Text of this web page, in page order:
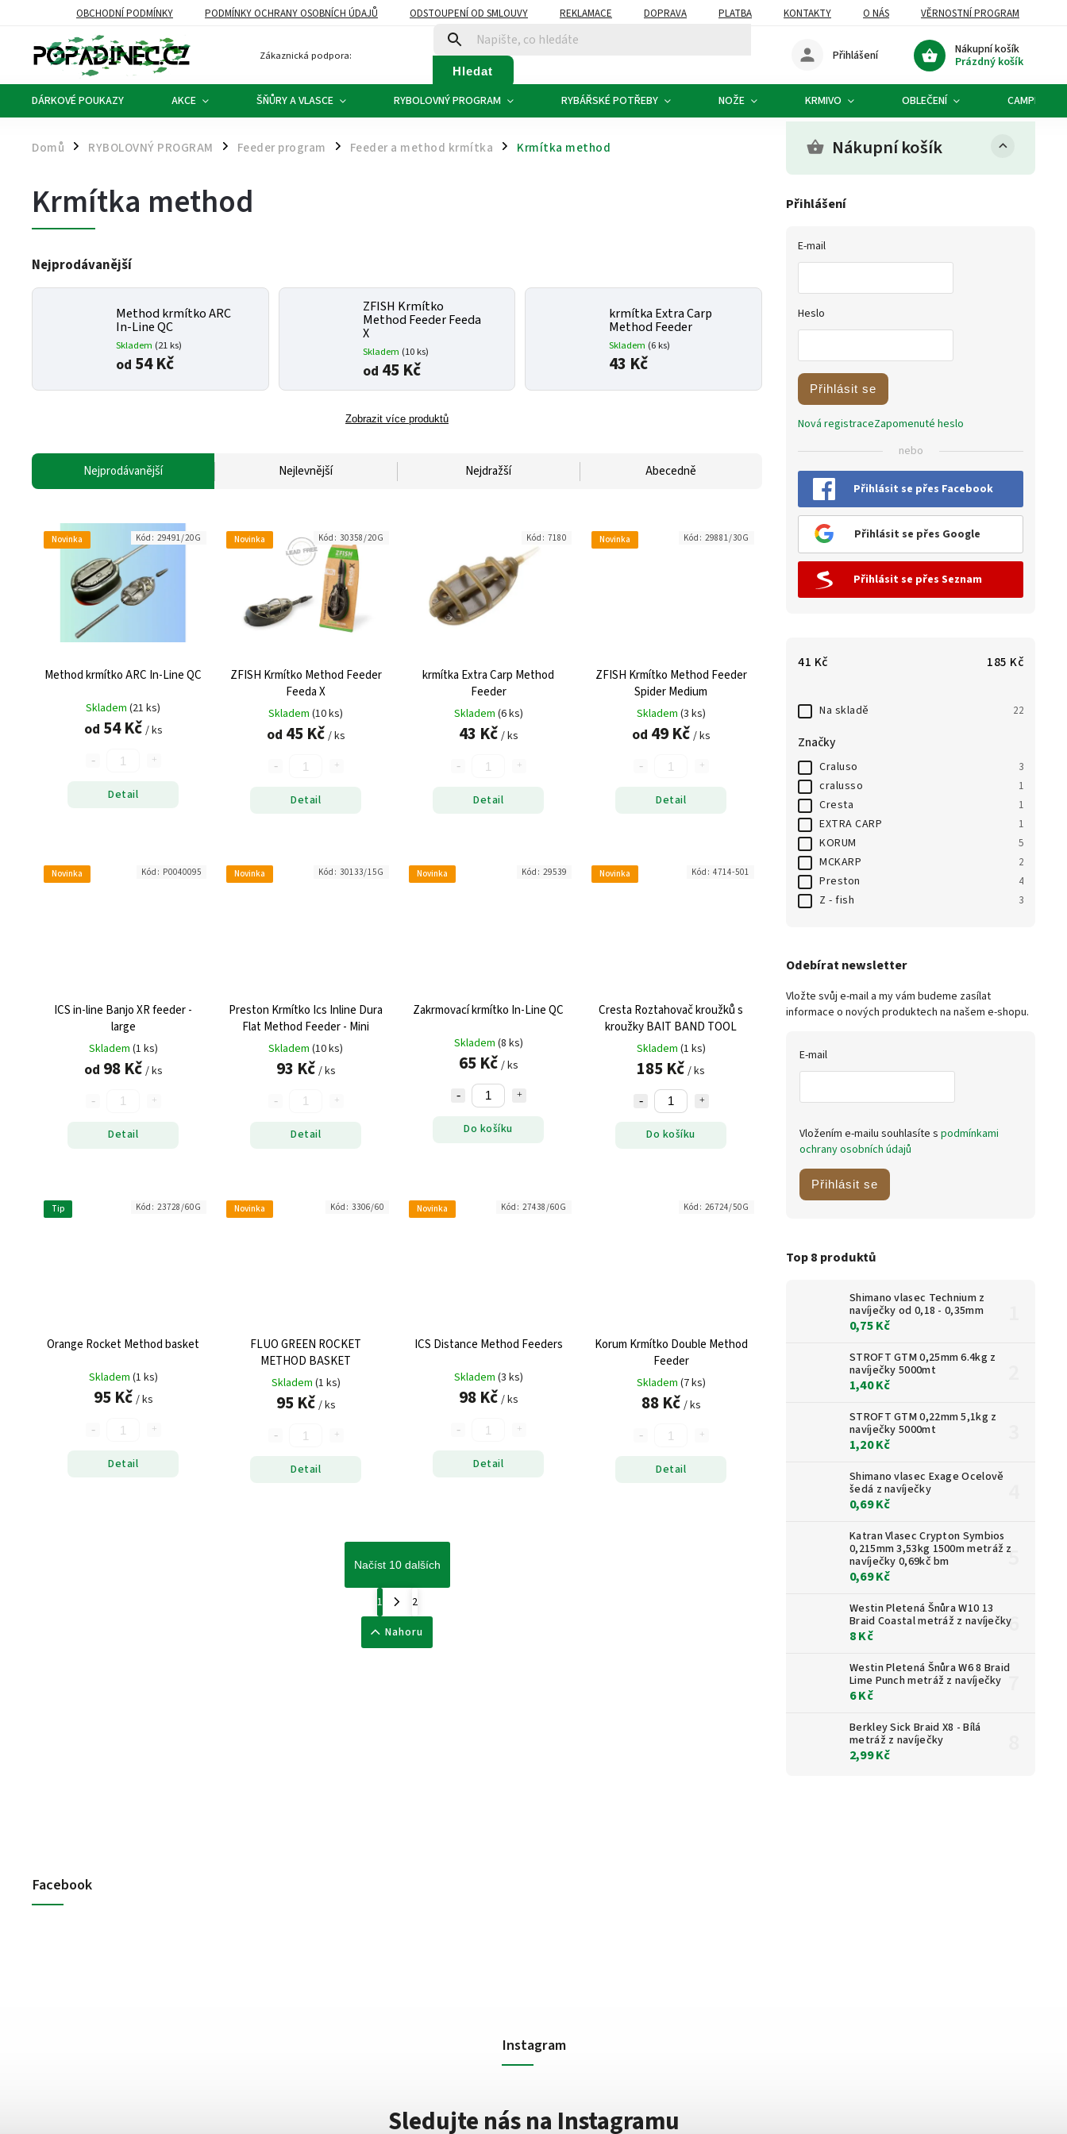
OBCHODNÍ PODMÍNKY PODMÍNKY OCHRANY OSOBNÍCH ÚDAJŮ ODSTOUPENÍ OD SMLOUVY REKLAMACE DOPRAVA PLATBA KONTAKTY O NÁS VĚRNOSTNÍ PROGRAM
Zákaznická podpora:
Hledat
Nákupní košík
Prázdný košík
Přihlášení
DÁRKOVÉ POUKAZY AKCE ŠŇŮRY A VLASCE RYBOLOVNÝ PROGRAM RYBÁŘSKÉ POTŘEBY NOŽE KRMIVO OBLEČENÍ CAMPING
Domů / RYBOLOVNÝ PROGRAM / Feeder program / Feeder a method krmítka / Krmítka method Nákupní košík
Přihlášení
E-mail
Heslo
Přihlásit se
Nová registraceZapomenuté heslo
nebo
Přihlásit se přes Facebook
Přihlásit se přes Google
Přihlásit se přes Seznam
41 Kč 185 Kč
Na skladě 22
Značky
Craluso 3
cralusso 1
Cresta 1
EXTRA CARP 1
KORUM 5
MCKARP 2
Preston 4
Z - fish 3
Odebírat newsletter
Vložte svůj e-mail a my vám budeme zasílat
informace o nových produktech na našem e-shopu.
E-mail
Vložením e-mailu souhlasíte s podmínkami
ochrany osobních údajů
Přihlásit se
Top 8 produktů
Shimano vlasec Technium z
navíječky od 0,18 - 0,35mm
0,75 Kč
STROFT GTM 0,25mm 6.4kg z
navíječky 5000mt
1,40 Kč
STROFT GTM 0,22mm 5,1kg z
navíječky 5000mt
1,20 Kč
Shimano vlasec Exage Ocelově
šedá z navíječky
0,69 Kč
Katran Vlasec Crypton Symbios
0,215mm 3,53kg 1500m metráž z
navíječky 0,69kč bm
0,69 Kč
Westin Pletená Šnůra W10 13
Braid Coastal metráž z navíječky
8 Kč
Westin Pletená Šnůra W6 8 Braid
Lime Punch metráž z navíječky
6 Kč
Berkley Sick Braid X8 - Bílá
metráž z navíječky
2,99 Kč
Krmítka method
Nejprodávanější
Method krmítko ARC
In-Line QC
Skladem (21 ks)
od 54 Kč
ZFISH Krmítko
Method Feeder Feeda
X
Skladem (10 ks)
od 45 Kč
krmítka Extra Carp
Method Feeder
Skladem (6 ks)
43 Kč
Zobrazit více produktů
Nejprodávanější Nejlevnější Nejdražší Abecedně
Novinka
Method krmítko ARC In-Line QC
Skladem (21 ks)
od 54 Kč / ks
Detail
Kód: 29491/20G Novinka
ZFISH Krmítko Method Feeder
Feeda X
Skladem (10 ks)
od 45 Kč / ks
Detail
Kód: 30358/20G
krmítka Extra Carp Method
Feeder
Skladem (6 ks)
43 Kč / ks
Detail
Kód: 7180 Novinka
ZFISH Krmítko Method Feeder
Spider Medium
Skladem (3 ks)
od 49 Kč / ks
Detail
Kód: 29881/30G
Novinka
ICS in-line Banjo XR feeder -
large
Skladem (1 ks)
od 98 Kč / ks
Detail
Kód: P0040095 Novinka
Preston Krmítko Ics Inline Dura
Flat Method Feeder - Mini
Skladem (10 ks)
93 Kč / ks
Detail
Kód: 30133/15G Novinka
Zakrmovací krmítko In-Line QC
Skladem (8 ks)
65 Kč / ks
Do košíku
Kód: 29539 Novinka
Cresta Roztahovač kroužků s
kroužky BAIT BAND TOOL
Skladem (1 ks)
185 Kč / ks
Do košíku
Kód: 4714-501
Tip
Orange Rocket Method basket
Skladem (1 ks)
95 Kč / ks
Detail
Kód: 23728/60G Novinka
FLUO GREEN ROCKET
METHOD BASKET
Skladem (1 ks)
95 Kč / ks
Detail
Kód: 3306/60 Novinka
ICS Distance Method Feeders
Skladem (3 ks)
98 Kč / ks
Detail
Kód: 27438/60G
Korum Krmítko Double Method
Feeder
Skladem (7 ks)
88 Kč / ks
Detail
Kód: 26724/50G
Načíst 10 dalších
1
2
Nahoru
Facebook
Instagram
Sledujte nás na Instagramu